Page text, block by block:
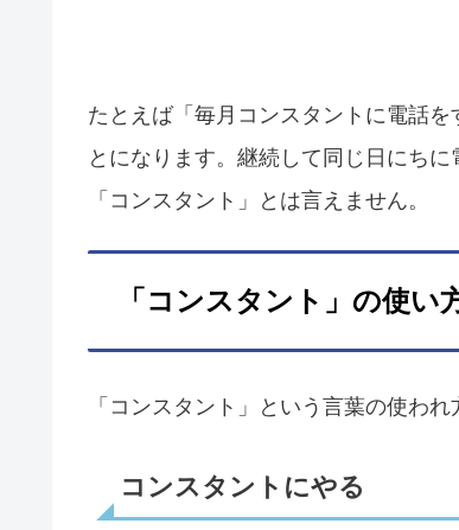
たとえば「毎月コンスタントに電話
とになります。継続して同じ日にち
「コンスタント」とは言えません。
「コンスタント」の使い
「コンスタント」という言葉の使わ
コンスタントにやる